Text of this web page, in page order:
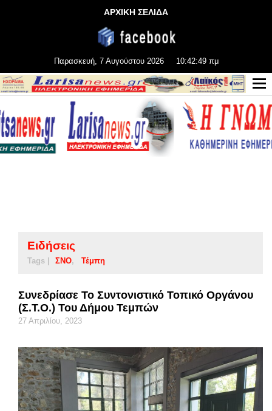
ΑΡΧΙΚΗ ΣΕΛΙΔΑ
Παρασκευή, 7 Αυγούστου 2026 10:42:50 πμ
Ειδήσεις
Tags | ΣΝΟ Τέμπη
Συνεδρίασε Το Συντονιστικό Τοπικό Οργάνου
(Σ.Τ.Ο.) Του Δήμου Τεμπών
27 Απριλίου, 2023